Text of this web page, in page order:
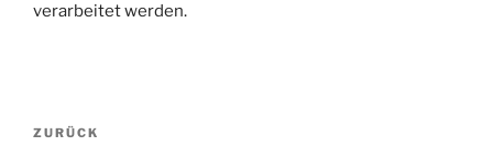
verarbeitet werden.
Beitragsnavigation
Vorheriger
ZURÜCK